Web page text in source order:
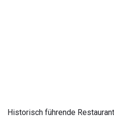
Historisch führende